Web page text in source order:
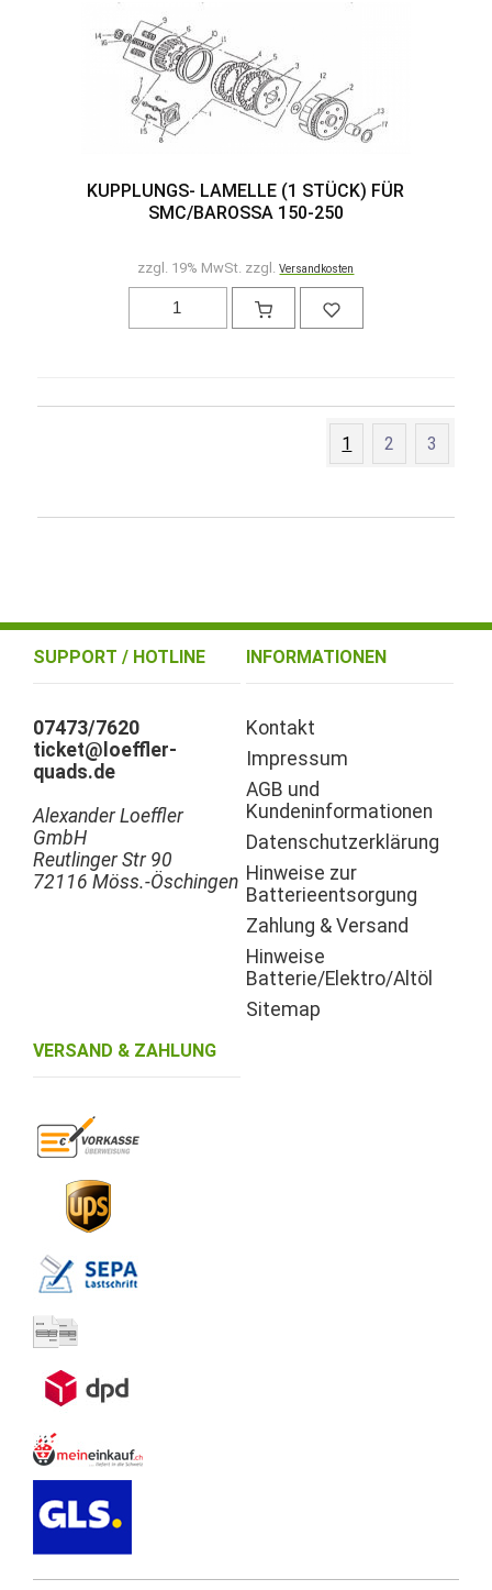
KUPPLUNGS- LAMELLE (1 STÜCK) FÜR
SMC/BAROSSA 150-250
zzgl. 19% MwSt. zzgl.Versandkosten
1 2 3
SUPPORT / HOTLINE
07473/7620
ticket@loeffler-
quads.de
Alexander Loeffler
GmbH
Reutlinger Str 90
72116 Möss.-Öschingen
INFORMATIONEN
Kontakt
Impressum
AGB und
Kundeninformationen
Datenschutzerklärung
Hinweise zur
Batterieentsorgung
Zahlung & Versand
Hinweise
Batterie/Elektro/Altöl
Sitemap
VERSAND & ZAHLUNG